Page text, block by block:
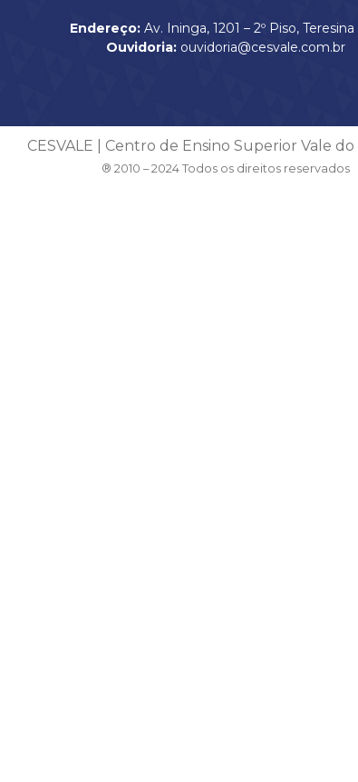
Endereço:Av. Ininga, 1201 – 2º Piso, Teresina
Ouvidoria: ouvidoria@cesvale.com.br
CESVALE | Centro de Ensino Superior Vale
® 2010 – 2024 Todos os direitos reservados